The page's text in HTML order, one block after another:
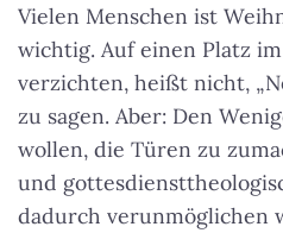
Vielen Menschen ist
wichtig. Auf einen Platz
verzichten, heißt nicht,
zu sagen. Aber: Den
wollen, die Türen zu
und
dadurch verunmöglichen